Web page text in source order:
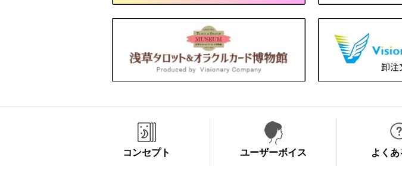
コンセプト ユーザーボイス よくあ